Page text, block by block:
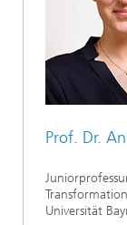
Prof. Dr.
Transformation
Universität